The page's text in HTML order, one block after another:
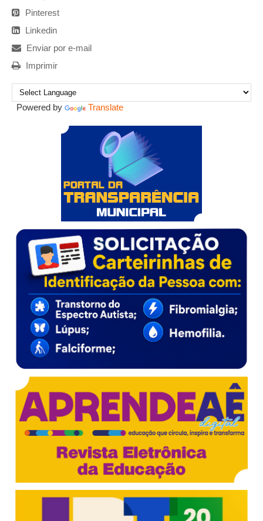
Pinterest
Linkedin
Enviar por e-mail
Imprimir
Powered by Translate